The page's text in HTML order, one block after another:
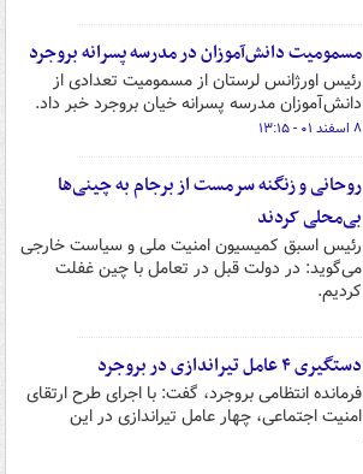
مسمومیت دانش‌آموزان در مدرسه پسرانه بروجرد
رئیس اورژانس لرستان از مسمومیت تعدادی از
دانش‌آموزان مدرسه پسرانه خیان بروجرد خبر داد.
۸ اسفند ۰۱ - ۱۳:۱۵
روحانی و زنگنه سرمست از برجام به چینی‌ها
بی‌محلی کردند
رئیس اسبق کمیسیون امنیت ملی و سیاست خارجی
می‌گوید: در دولت قبل در تعامل با چین غفلت
کردیم.
دستگیری ۴ عامل تیراندازی در بروجرد
فرمانده انتظامی بروجرد، گفت: با اجرای طرح ارتقای
امنیت اجتماعی، چهار عامل تیراندازی در این